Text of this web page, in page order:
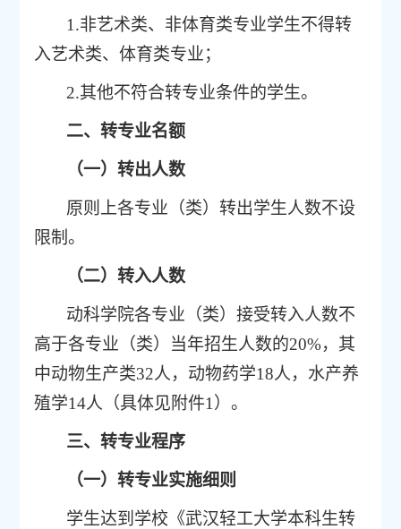
1.非艺术类、非体育类专业学生不得转
入艺术类、体育类专业；
2.其他不符合转专业条件的学生。
二、转专业名额
（一）转出人数
原则上各专业（类）转出学生人数不设
限制。
（二）转入人数
动科学院各专业（类）接受转入人数不
高于各专业（类）当年招生人数的20%，其
中动物生产类32人，动物药学18人，水产养
殖学14人（具体见附件1 ）。
三、转专业程序
（一）转专业实施细则
学生达到学校《武汉轻工大学本科生转